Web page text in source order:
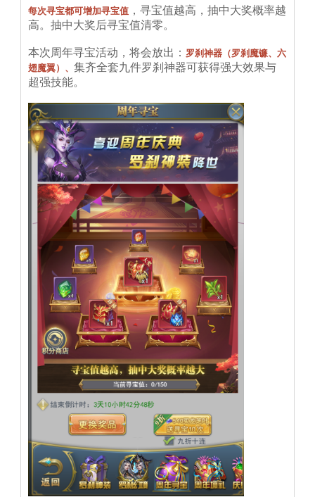
每次寻宝都可增加寻宝值 ，寻宝值越高，抽中大奖概率越
高。抽中大奖后寻宝值清零。
本次周年寻宝活动，将会放出： 罗刹神器（罗刹魔镰、六
翅魔翼）、集齐全套九件罗刹神器可获得强大效果与
超强技能。